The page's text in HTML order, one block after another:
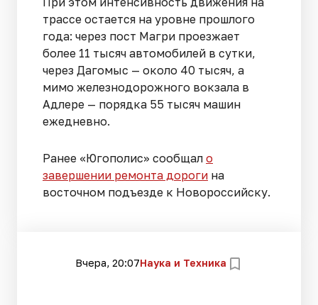
трассе остается на уровне прошлого
года: через пост Магри проезжает
более 11 тысяч автомобилей в сутки,
через Дагомыс — около 40 тысяч, а
мимо железнодорожного вокзала в
Адлере — порядка 55 тысяч машин
ежедневно.
Ранее «Югополис» сообщал о
завершении ремонта дороги на
восточном подъезде к Новороссийску.
Вчера, 20:07Наука и Техника